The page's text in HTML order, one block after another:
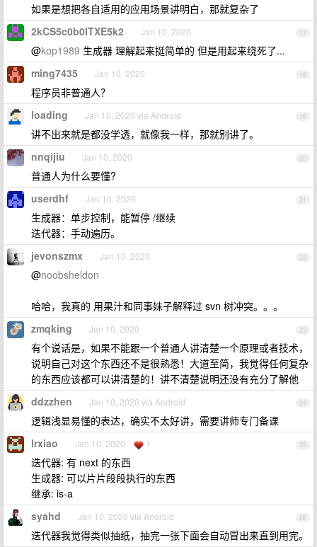
如果是想把各自适用的应用场景讲明白，那就复杂了
17
2kCS5c0b0ITXE5k2 Jan 10, 2020
@kop1989 生成器 理解起来挺简单的 但是用起来绕死了...
18
ming7435 Jan 10, 2020
程序员非普通人？
19
loading Jan 10, 2020 via Android
讲不出来就是都没学透，就像我一样，那就别讲了。
20
nnqijiu Jan 10, 2020
普通人为什么要懂?
21
userdhf Jan 10, 2020
生成器：单步控制，能暂停 /继续
迭代器：手动遍历。
22
jevonszmx Jan 10, 2020
@noobsheldon
哈哈，我真的 用果汁和同事妹子解释过 svn 树冲突。。。
23
zmqking Jan 10, 2020
有个说话是，如果不能跟一个普通人讲清楚一个原理或者技术，
说明自己对这个东西还不是很熟悉！大道至简，我觉得任何复杂
的东西应该都可以讲清楚的！讲不清楚说明还没有充分了解他
24
ddzzhen Jan 10, 2020 via Android
逻辑浅显易懂的表达，确实不太好讲，需要讲师专门备课
25
lrxiao Jan 10, 2020 1
迭代器: 有 next 的东西
生成器: 可以片片段段执行的东西
继承: is-a
26
syahd Jan 10, 2020 via Android
迭代器我觉得类似抽纸，抽完一张下面会自动冒出来直到用完。